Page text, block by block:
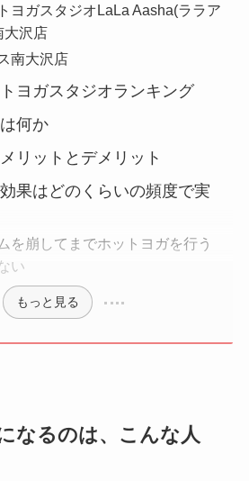
ヨガスタジオLaLa Aasha(ララア
大沢店
南大沢店
ヨガスタジオランキング
何か
リットとデメリット
果はどのくらいの頻度で実
を崩してまでホットヨガを行う
い
もっと見る
なるのは、こんな人